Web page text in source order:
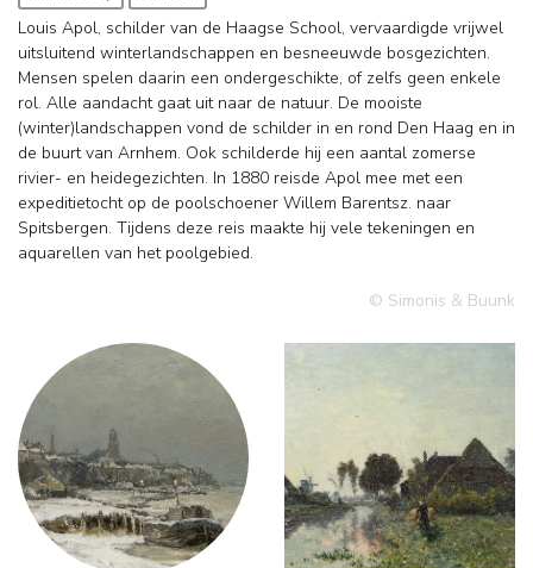
Louis Apol, schilder van de Haagse School, vervaardigde vrijwel
uitsluitend winterlandschappen en besneeuwde bosgezichten.
Mensen spelen daarin een ondergeschikte, of zelfs geen enkele
rol. Alle aandacht gaat uit naar de natuur. De mooiste
(winter)landschappen vond de schilder in en rond Den Haag en in
de buurt van Arnhem. Ook schilderde hij een aantal zomerse
rivier- en heidegezichten. In 1880 reisde Apol mee met een
expeditietocht op de poolschoener Willem Barentsz. naar
Spitsbergen. Tijdens deze reis maakte hij vele tekeningen en
aquarellen van het poolgebied.
© Simonis & Buunk